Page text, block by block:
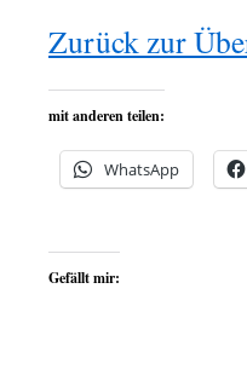
Zurück zur
mit anderen teilen:
WhatsApp
Gefällt mir: